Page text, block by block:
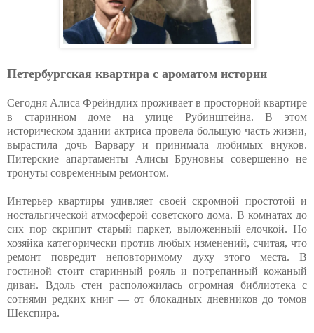
Петербургская квартира с ароматом истории
Сегодня Алиса Фрейндлих проживает в просторной квартире
в старинном доме на улице Рубинштейна. В этом
историческом здании актриса провела большую часть жизни,
вырастила дочь Варвару и принимала любимых внуков.
Питерские апартаменты Алисы Бруновны совершенно не
тронуты современным ремонтом.
Интерьер квартиры удивляет своей скромной простотой и
ностальгической атмосферой советского дома. В комнатах до
сих пор скрипит старый паркет, выложенный елочкой. Но
хозяйка категорически против любых изменений, считая, что
ремонт повредит неповторимому духу этого места. В
гостиной стоит старинный рояль и потрепанный кожаный
диван. Вдоль стен расположилась огромная библиотека с
сотнями редких книг — от блокадных дневников до томов
Шекспира.